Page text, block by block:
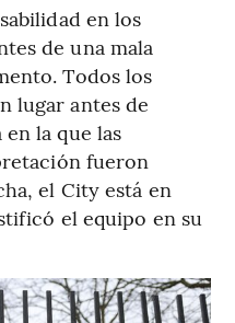
en los
de una mala
Todos los
lugar antes de
la que las
fueron
el City está en
el equipo en su